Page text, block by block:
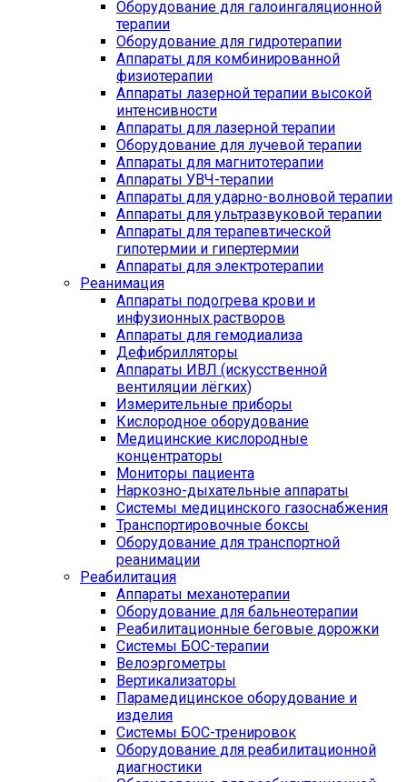
Оборудование для галоингаляционной
терапии
Оборудование для гидротерапии
Аппараты для комбинированной
физиотерапии
Аппараты лазерной терапии высокой
интенсивности
Аппараты для лазерной терапии
Оборудование для лучевой терапии
Аппараты для магнитотерапии
Аппараты УВЧ-терапии
Аппараты для ударно-волновой терапии
Аппараты для ультразвуковой терапии
Аппараты для терапевтической
гипотермии и гипертермии
Аппараты для электротерапии
Реанимация
Аппараты подогрева крови и
инфузионных растворов
Аппараты для гемодиализа
Дефибрилляторы
Аппараты ИВЛ (искусственной
вентиляции лёгких)
Измерительные приборы
Кислородное оборудование
Медицинские кислородные
концентраторы
Мониторы пациента
Наркозно-дыхательные аппараты
Системы медицинского газоснабжения
Транспортировочные боксы
Оборудование для транспортной
реанимации
Реабилитация
Аппараты механотерапии
Оборудование для бальнеотерапии
Реабилитационные беговые дорожки
Системы БОС-терапии
Велоэргометры
Вертикализаторы
Парамедицинское оборудование и
изделия
Системы БОС-тренировок
Оборудование для реабилитационной
диагностики